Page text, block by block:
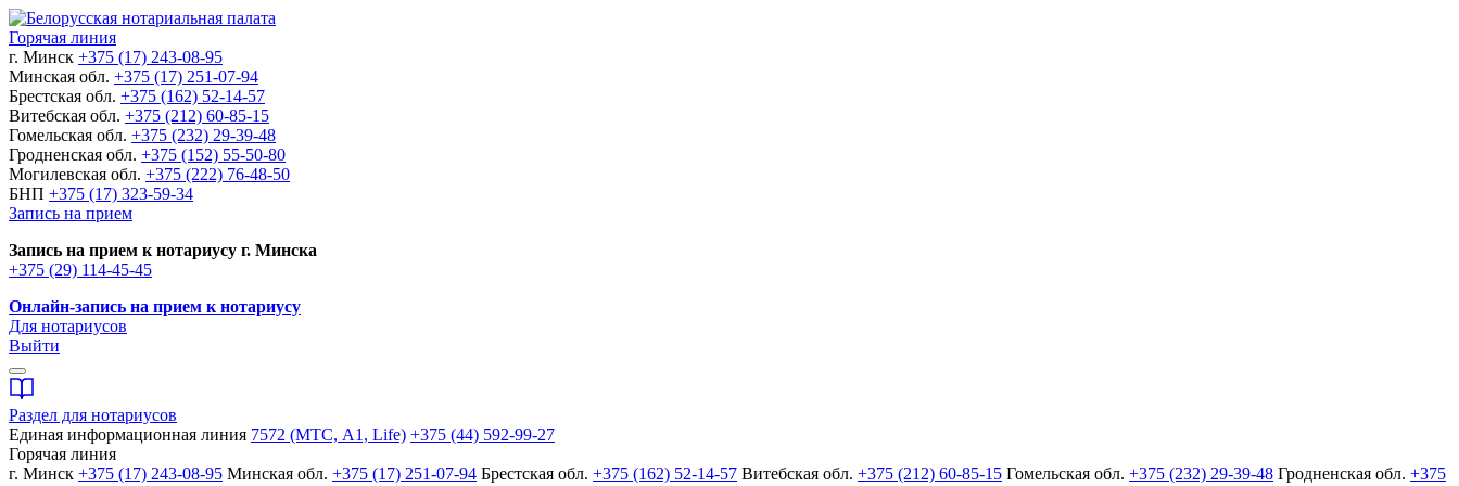
Горячая линия
г. Минск +375 (17) 243-08-95
Минская обл. +375 (17) 251-07-94
Брестская обл. +375 (162) 52-14-57
Витебская обл. +375 (212) 60-85-15
Гомельская обл. +375 (232) 29-39-48
Гродненская обл. +375 (152) 55-50-80
Могилевская обл. +375 (222) 76-48-50
БНП +375 (17) 323-59-34
Запись на прием
Запись на прием к нотариусу г. Минска
+375 (29) 114-45-45
Онлайн-запись на прием к нотариусу
Для нотариусов
Выйти
Раздел для нотариусов
Единая информационная линия 7572 (МТС, A1, Life) +375 (44) 592-99-27
Горячая линия
г. Минск +375 (17) 243-08-95 Минская обл. +375 (17) 251-07-94 Брестская обл. +375 (162) 52-14-57 Витебская обл. +375 (212) 60-85-15 Гомельская обл. +375 (232) 29-39-48 Гродненская обл. +375